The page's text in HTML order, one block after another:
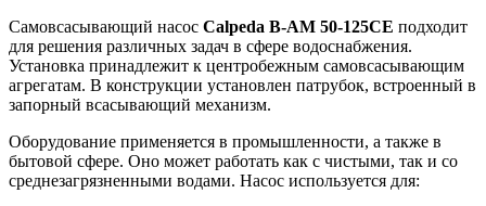
Самовсасывающий насос Calpeda B-AM 50-125CE подходит
для решения различных задач в сфере водоснабжения.
Установка принадлежит к центробежным самовсасывающим
агрегатам. В конструкции установлен патрубок, встроенный в
запорный всасывающий механизм.
Оборудование применяется в промышленности, а также в
бытовой сфере. Оно может работать как с чистыми, так и со
среднезагрязненными водами. Насос используется для: